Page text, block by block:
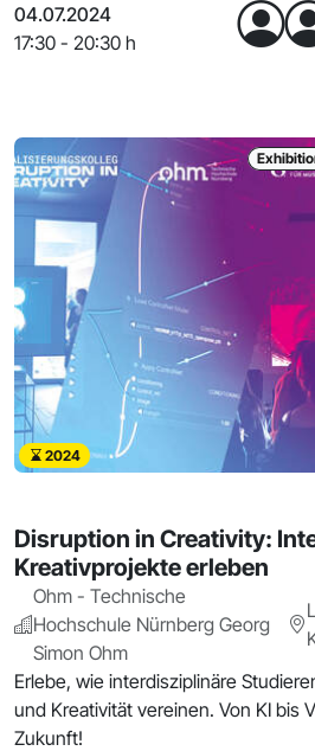
04.07.2024
17:30 - 20:30 h
2024
Disruption in Creativity:
Kreativprojekte erleben
Ohm - Technische
Hochschule Nürnberg Georg
Simon Ohm
Erlebe, wie interdisziplinäre
und Kreativität vereinen. Von KI bis
Zukunft!